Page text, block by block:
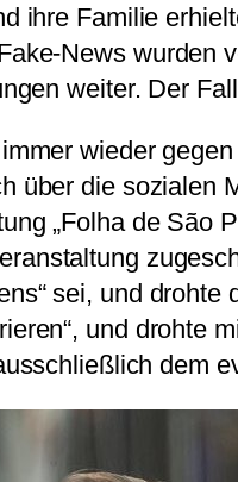
ihre Familie
News
weiter. Der
wieder
über die sozialen
„Folha de
sei, und
und drohte
dem